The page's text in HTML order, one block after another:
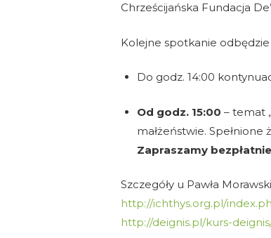
Chrześcijańska Fundacja
Kolejne spotkanie odbędzie
Do godz. 14:00
Od godz. 15:00 – temat
małżeństwie. Spełnione
Zapraszamy
Szczegóły u Pawła
http://ichthys.org.pl/
http://deignis.pl/kurs-